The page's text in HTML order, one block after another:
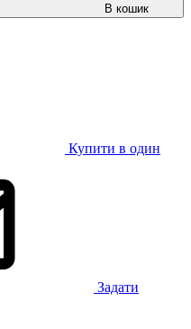
В кошик
Купити в один
Задати